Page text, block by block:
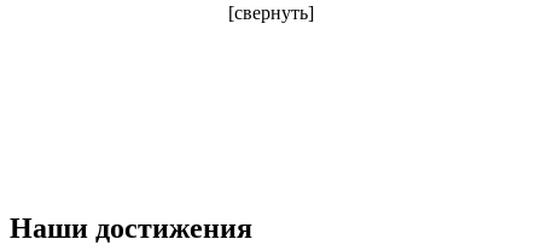
[свернуть]
Наши достижения